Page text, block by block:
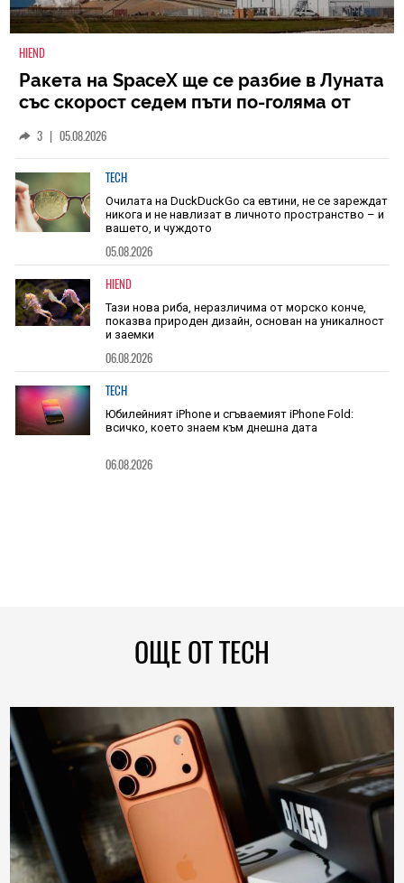
HIEND
Ракета на SpaceX ще се разбие в Луната
със скорост седем пъти по-голяма от
3 | 05.08.2026
TECH
Очилата на DuckDuckGo са евтини, не се зареждат
никога и не навлизат в личното пространство – и
вашето, и чуждото
05.08.2026
HIEND
Тази нова риба, неразличима от морско конче,
показва природен дизайн, основан на уникалност
и заемки
06.08.2026
TECH
Юбилейният iPhone и сгъваемият iPhone Fold:
всичко, което знаем към днешна дата
06.08.2026
ОЩЕ ОТ TECH